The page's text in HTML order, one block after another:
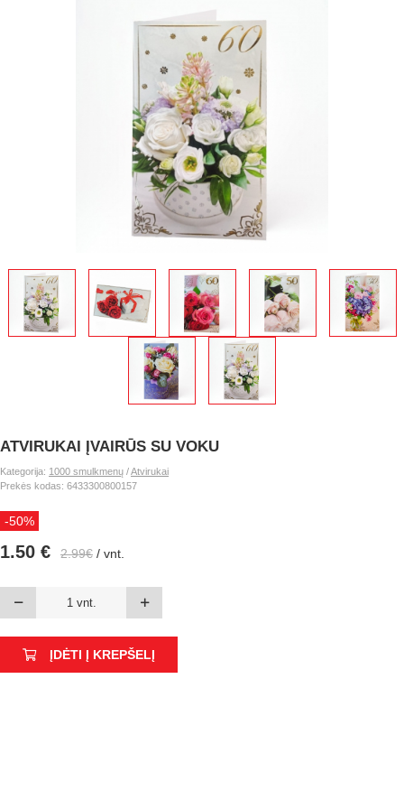
ATVIRUKAI ĮVAIRŪS SU VOKU
Kategorija: 1000 smulkmenų /Atvirukai
Prekės kodas: 6433300800157
-50%
1.50 € 2.99€ / vnt.
ĮDĖTI Į KREPŠELĮ